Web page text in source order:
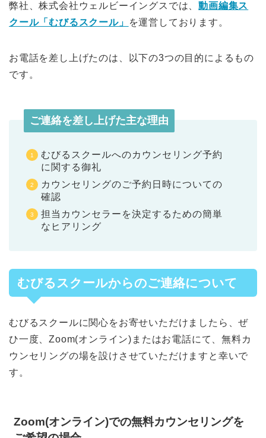
弊社、株式会社ウェルビーイングスでは、動画編集ス
クール「むびるスクール」
を運営しております。
お電話を差し上げたのは、以下の3つの目的によるもの
です。
ご連絡を差し上げた主な理由
むびるスクールへのカウンセリング予約
に関する御礼
カウンセリングのご予約日時についての
確認
担当カウンセラーを決定するための簡単
なヒアリング
むびるスクールからのご連絡について
むびるスクールに関心をお寄せいただけましたら、ぜ
ひ一度、Zoom(オンライン)またはお電話にて、無料カ
ウンセリングの場を設けさせていただけますと幸いで
す。
Zoom(オンライン)での無料カウンセリングを